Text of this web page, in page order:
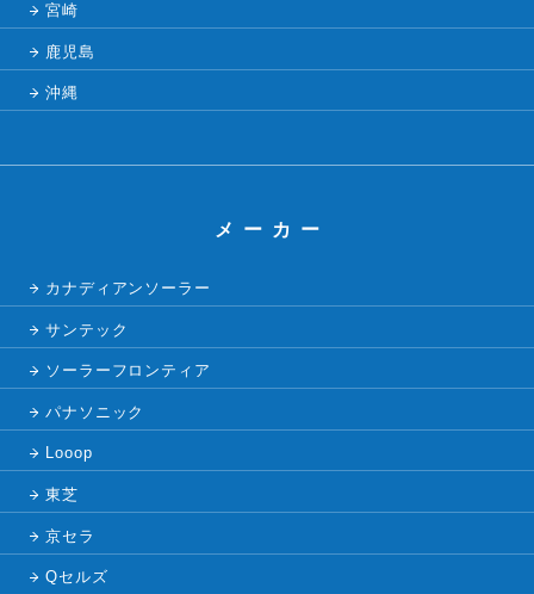
宮崎
鹿児島
沖縄
メーカー
カナディアンソーラー
サンテック
ソーラーフロンティア
パナソニック
Looop
東芝
京セラ
Qセルズ